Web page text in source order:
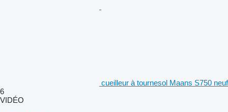
cueilleur à tournesol Maans S750 neuf
6
VIDÉO